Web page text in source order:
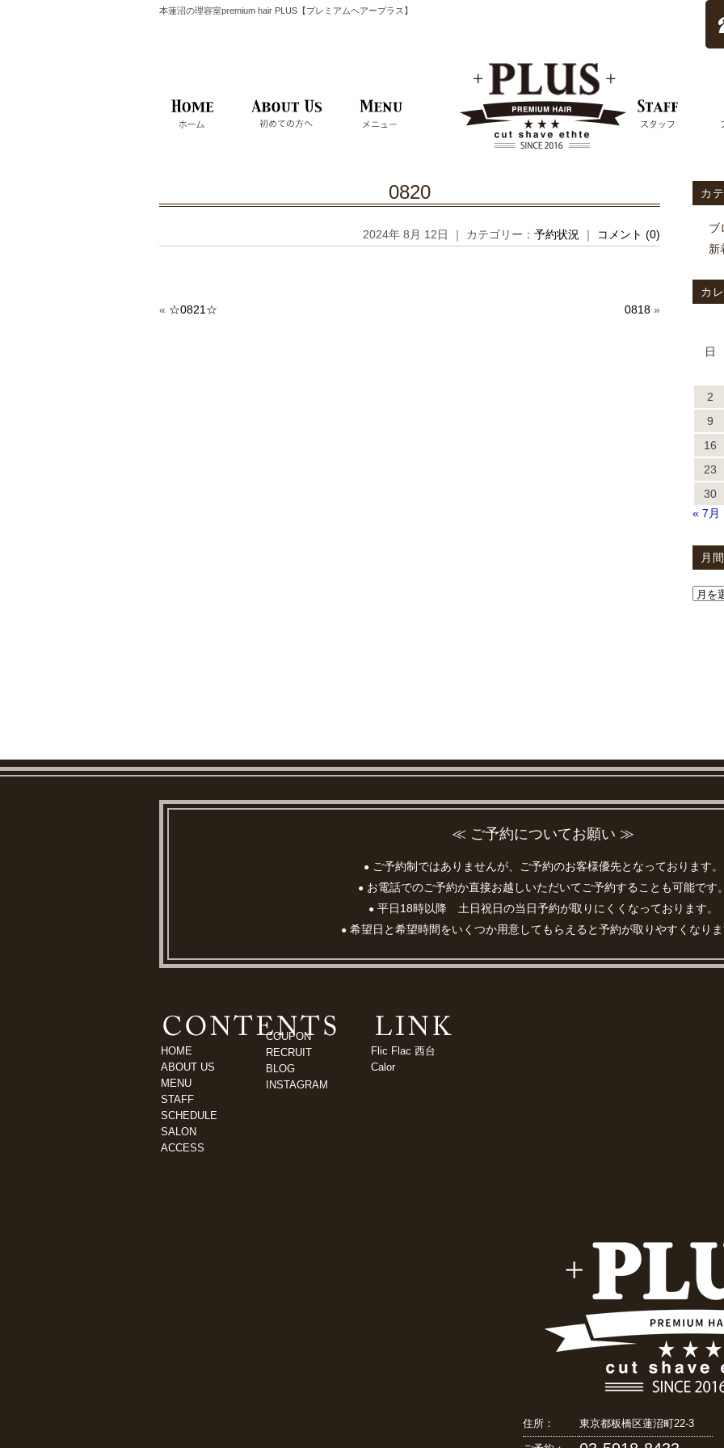
本蓮沼の理容室premium hair PLUS【プレミアムヘアープラス】
0820
2024年 8月 12日 ｜ カテゴリー： 予約状況 ｜ コメント (0)
« ☆0821☆ 0818 »
カ
ブ
新
カ
日
2
9
16
23
30
« 7月
月
≪ ご予約についてお願い ≫
●ご予約制ではありませんが、ご予約のお客様優先となっております。
●お電話でのご予約か直接お越しいただいてご予約することも可能です
●平日18時以降 土日祝日の当日予約が取りにくくなっております。
●希望日と希望時間をいくつか用意してもらえると予約が取りやすくなり
HOME
ABOUT US
MENU
STAFF
SCHEDULE
SALON
ACCESS
COUPON
RECRUIT
BLOG
INSTAGRAM
Flic Flac 西台
Calor
住所： 東京都板橋区蓮沼町22-3